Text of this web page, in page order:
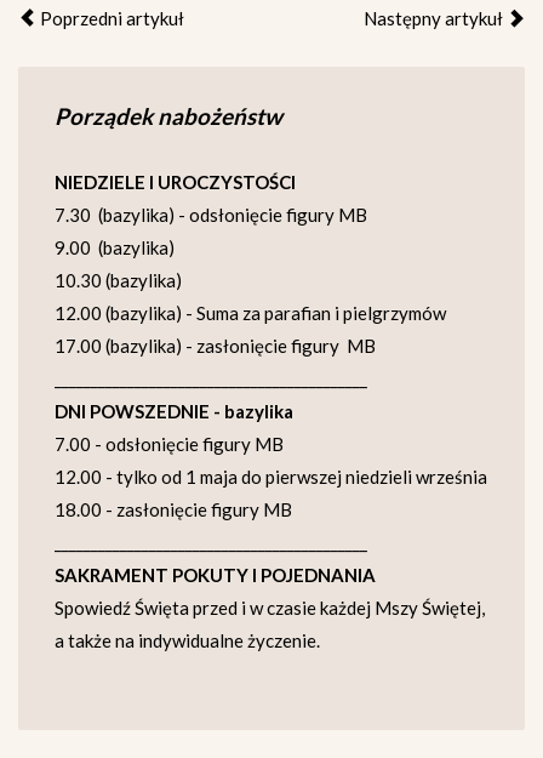
Poprzedni artykuł Następny artykuł
Porządek nabożeństw
NIEDZIELE I UROCZYSTOŚCI
7.30 (bazylika) - odsłonięcie figury MB
9.00 (bazylika)
10.30 (bazylika)
12.00 (bazylika) - Suma za parafian i pielgrzymów
17.00 (bazylika) - zasłonięcie figury MB
DNI POWSZEDNIE - bazylika
7.00 - odsłonięcie figury MB
12.00 - tylko od 1 maja do pierwszej niedzieli września
18.00 - zasłonięcie figury MB
SAKRAMENT POKUTY I POJEDNANIA
Spowiedź Święta przed i w czasie każdej Mszy Świętej,
a także na indywidualne życzenie.